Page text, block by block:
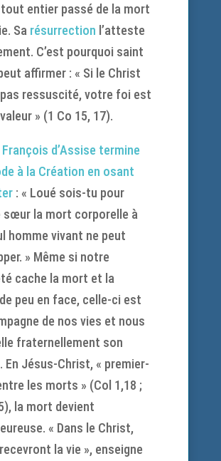
entier passé de la mort
Sa résurrection l’atteste
C’est pourquoi saint
affirmer : « Si le Christ
pas ressuscité, votre foi est
» (1 Co 15, 17).
d’Assise termine
à la Création en osant
: « Loué sois-tu pour
sœur la mort corporelle à
homme vivant ne peut
» Même si notre
cache la mort et la
peu en face, celle-ci est
de nos vies et nous
fraternellement son
En Jésus-Christ, « premier-
les morts » (Col 1,18 ;
la mort devient
« Dans le Christ,
la vie », enseigne